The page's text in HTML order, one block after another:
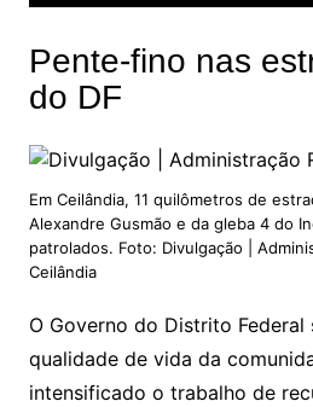
Pente-fino nas
do DF
Em Ceilândia, 11 quilômetros de
Alexandre Gusmão e da gleba 4 do
patrolados. Foto: Divulgação |
Ceilândia
O Governo do Distrito
qualidade de vida da
intensificado o trabalho de